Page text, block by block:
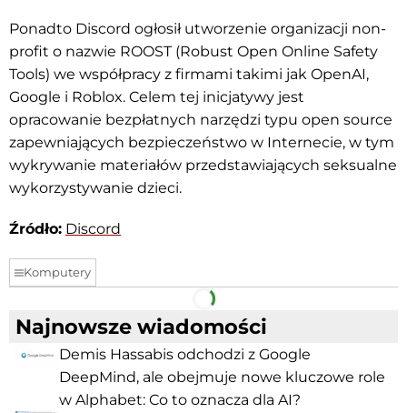
Ponadto Discord ogłosił utworzenie organizacji non-
profit o nazwie ROOST (Robust Open Online Safety
Tools) we współpracy z firmami takimi jak OpenAI,
Google i Roblox. Celem tej inicjatywy jest
opracowanie bezpłatnych narzędzi typu open source
zapewniających bezpieczeństwo w Internecie, w tym
wykrywanie materiałów przedstawiających seksualne
wykorzystywanie dzieci.
Źródło: Discord
Komputery
Facebook Telegram
Najnowsze wiadomości
Demis Hassabis odchodzi z Google
DeepMind, ale obejmuje nowe kluczowe role
w Alphabet: Co to oznacza dla AI?